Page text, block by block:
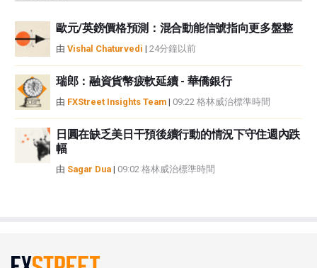
歐元/英鎊價格預測：混合動能信號指向更多盤整
由 Vishal Chaturvedi | 24分鐘以前
瑞郎：融資貨幣疲軟延續 - 華僑銀行
由 FXStreet Insights Team | 09:22 格林威治標準時間
日圓在缺乏美日干預後續行動的情況下守住週內跌
幅
由 Sagar Dua | 09:02 格林威治標準時間